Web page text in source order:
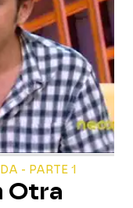
- PARTE 1
Otra